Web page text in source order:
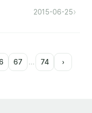
2015-06-25›
67 … 74 ›